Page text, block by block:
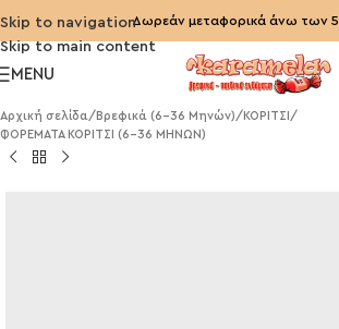
Skip to navigation
Skip to main content
Δωρεάν μεταφορικά άνω των
MENU
Αρχική σελίδα/ Βρεφικά (6-36 Μηνών)/ ΚΟΡΙΤΣΙ /
ΦΟΡΕΜΑΤΑ ΚΟΡΙΤΣΙ (6-36 ΜΗΝΩΝ)